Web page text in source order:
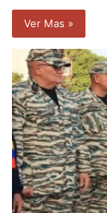
Ver Mas »